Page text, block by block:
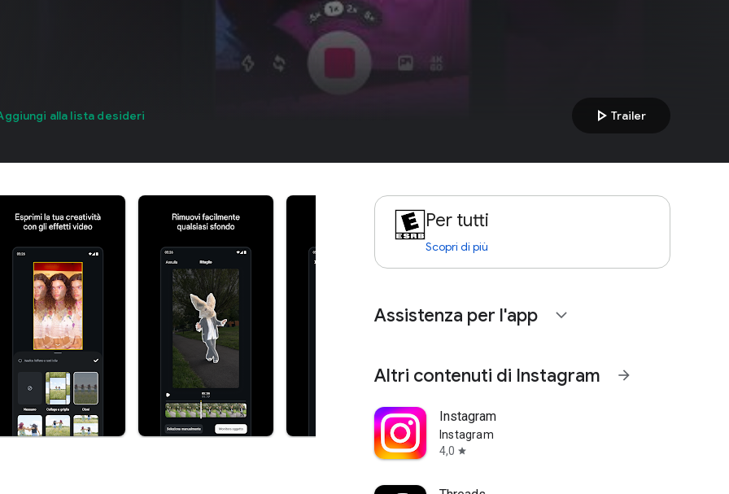
alla lista desideri play_arrow Trailer
Per tutti
Scopri di più
Assistenza per l'app expand_more
Altri contenuti di Instagram arrow_forward
Instagram
Instagram
4,0 star